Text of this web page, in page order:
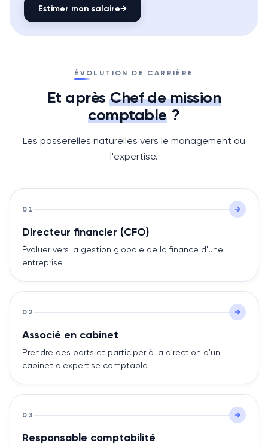
Estimer mon salaire→
ÉVOLUTION DE CARRIÈRE
Et après Chef de mission
comptable?
Les passerelles naturelles vers le management ou
l'expertise.
01
Directeur financier (CFO)
Évoluer vers la gestion globale de la finance d'une
entreprise.
02
Associé en cabinet
Prendre des parts et participer à la direction d'un
cabinet d'expertise comptable.
03
Responsable comptabilité